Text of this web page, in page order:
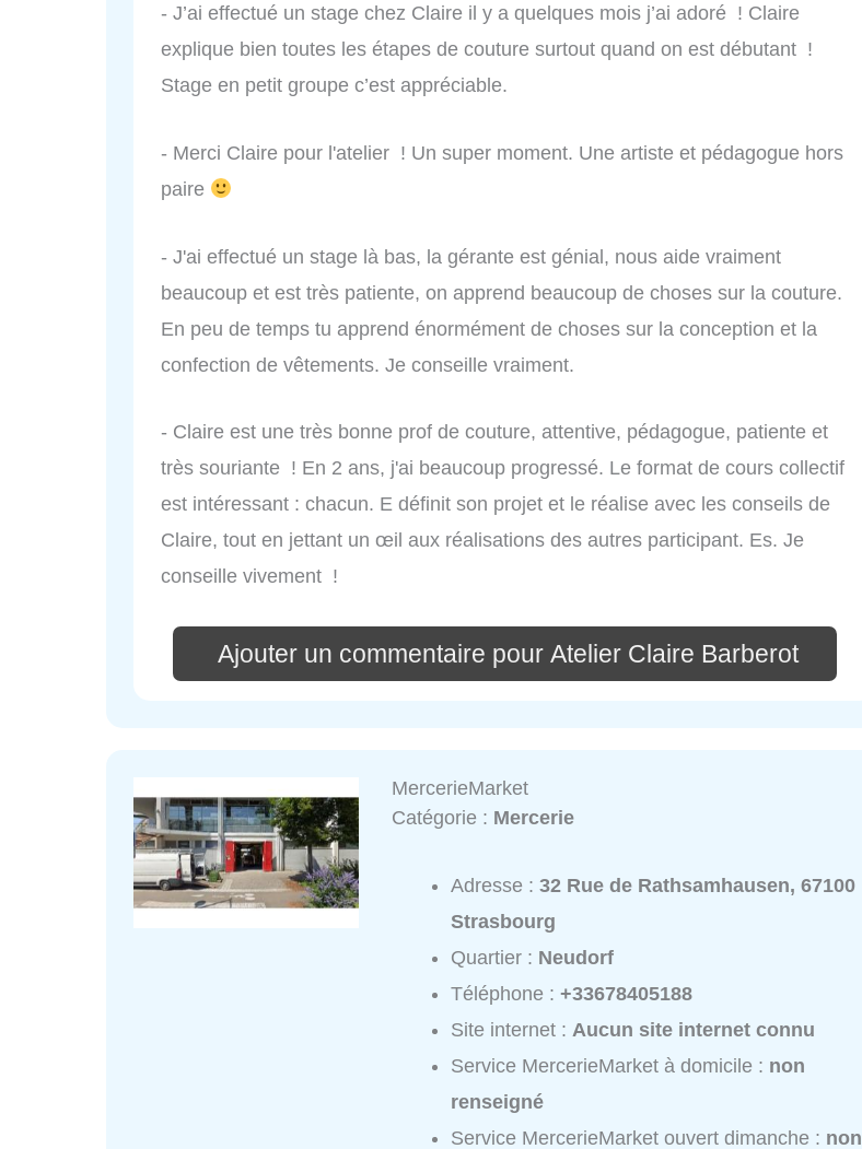
- J’ai effectué un stage chez Claire il y a quelques mois j’ai adoré ! Claire
explique bien toutes les étapes de couture surtout quand on est débutant !
Stage en petit groupe c’est appréciable.
- Merci Claire pour l'atelier ! Un super moment. Une artiste et pédagogue hors
paire
- J'ai effectué un stage là bas, la gérante est génial, nous aide vraiment
beaucoup et est très patiente, on apprend beaucoup de choses sur la couture.
En peu de temps tu apprend énormément de choses sur la conception et la
confection de vêtements. Je conseille vraiment.
- Claire est une très bonne prof de couture, attentive, pédagogue, patiente et
très souriante ! En 2 ans, j'ai beaucoup progressé. Le format de cours collectif
est intéressant : chacun. E définit son projet et le réalise avec les conseils de
Claire, tout en jettant un œil aux réalisations des autres participant. Es. Je
conseille vivement !
Ajouter un commentaire pour Atelier Claire Barberot
MercerieMarket
Catégorie : Mercerie
Adresse :32 Rue de Rathsamhausen, 67100
Strasbourg
Quartier : Neudorf
Téléphone :+33678405188
Site internet : Aucun site internet connu
Service MercerieMarket à domicile : non
renseigné
Service MercerieMarket ouvert dimanche : non